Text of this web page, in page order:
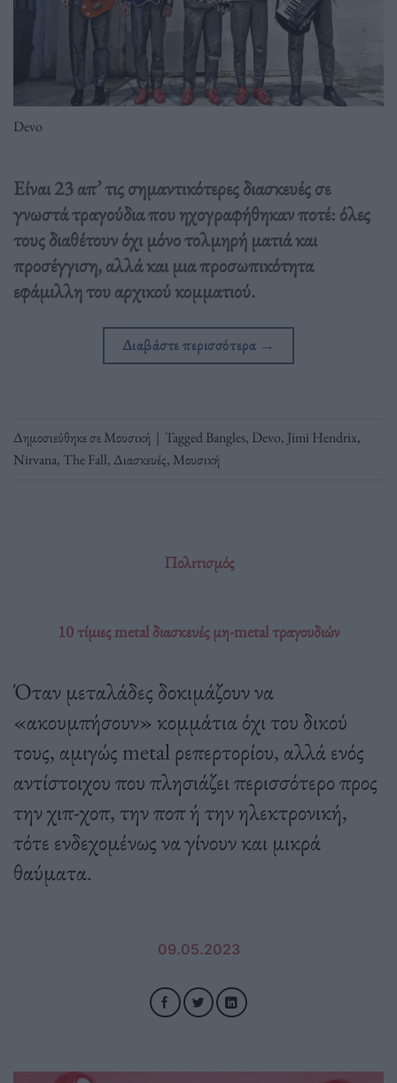
Devo
Είναι 23 απ’ τις σημαντικότερες διασκευές σε
γνωστά τραγούδια που ηχογραφήθηκαν ποτέ: όλες
τους διαθέτουν όχι μόνο τολμηρή ματιά και
προσέγγιση, αλλά και μια προσωπικότητα
εφάμιλλη του αρχικού κομματιού.
Διαβάστε περισσότερα →
Δημοσιεύθηκε σεΜουσική | TaggedBangles, Devo, Jimi Hendrix,
Nirvana, The Fall, Διασκευές, Μουσική
Πολιτισμός
10 τίμιες metal διασκευές μη-metal τραγουδιών
Όταν μεταλάδες δοκιμάζουν να
«ακουμπήσουν» κομμάτια όχι του δικού
τους, αμιγώς metal ρεπερτορίου, αλλά ενός
αντίστοιχου που πλησιάζει περισσότερο προς
την χιπ-χοπ, την ποπ ή την ηλεκτρονική,
τότε ενδεχομένως να γίνουν και μικρά
θαύματα.
09.05.2023